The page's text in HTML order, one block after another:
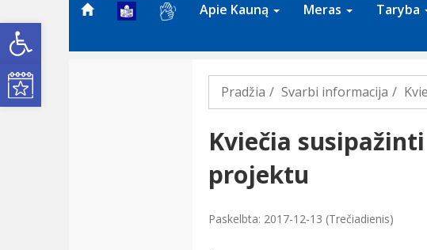
Open toolbar
Kultūros renginiai
Apie Kauną Meras Taryba
Pradžia Svarbi informacija
Kviečia
projektu
Paskelbta: 2017-12-13 (Trečiadienis)